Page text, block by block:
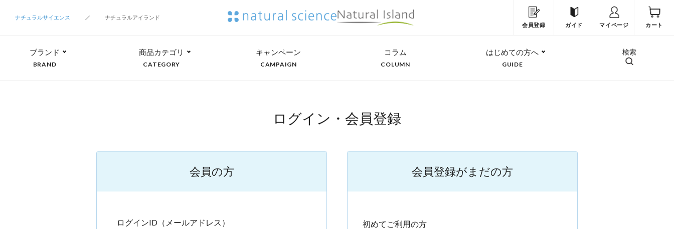
ナチュラルサイエンス
ナチュラルアイランド
会員登録
ガイド マイページ カート
ブランド
BRAND
商品カテゴリ
CATEGORY
キャンペーン
CAMPAIGN
コラム
COLUMN
はじめての方へ
GUIDE
検索
ログイン・会員登録
会員の方
ログインID（メールアドレス）
会員登録がまだの方
初めてご利用の方